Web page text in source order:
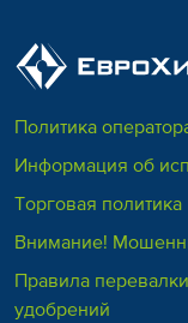
Политика
Информация об
Торговая политика
Внимание!
Правила
удобрений